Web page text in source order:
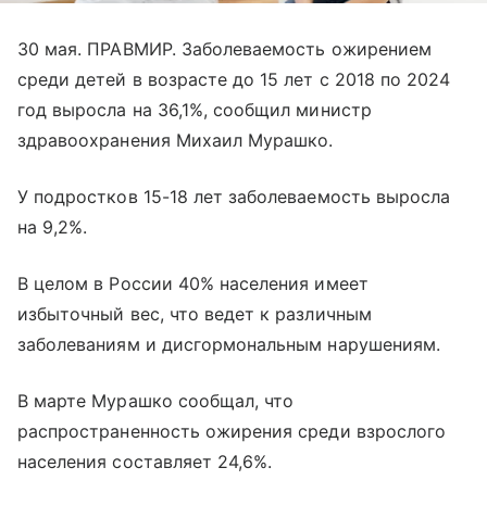
30 мая. ПРАВМИР. Заболеваемость ожирением
среди детей в возрасте до 15 лет с 2018 по 2024
год выросла на 36,1%, сообщил министр
здравоохранения Михаил Мурашко.
У подростков 15-18 лет заболеваемость выросла
на 9,2%.
В целом в России 40% населения имеет
избыточный вес, что ведет к различным
заболеваниям и дисгормональным нарушениям.
В марте Мурашко сообщал, что
распространенность ожирения среди взрослого
населения составляет 24,6%.